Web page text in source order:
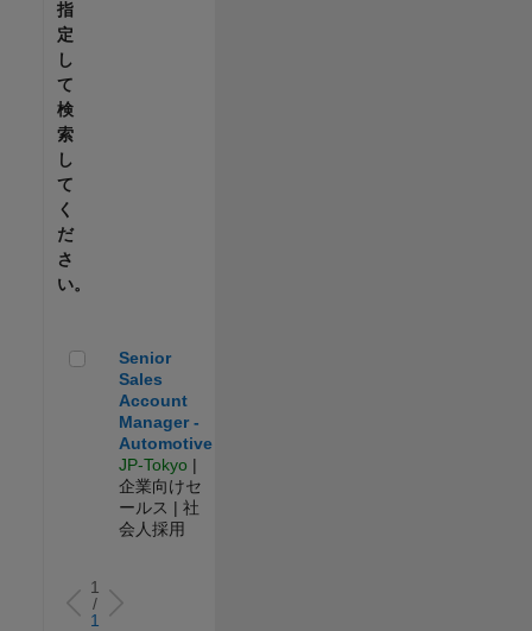
指
定
し
て
検
索
し
て
く
だ
さ
い。
Senior Sales Account Manager - Automotive
Senior
Sales
Account
Manager -
Automotive
JP-Tokyo |
企業向けセ
ールス | 社
会人採用
1
/
1